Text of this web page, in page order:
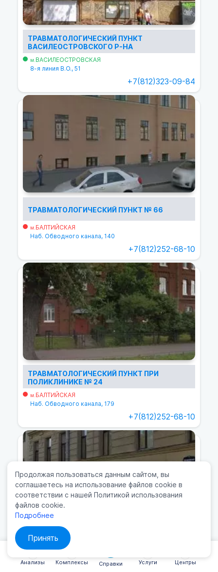
ТРАВМАТОЛОГИЧЕСКИЙ ПУНКТ
ВАСИЛЕОСТРОВСКОГО Р-НА
м.ВАСИЛЕОСТРОВСКАЯ
8-я линия В.О., 51
+7(812)323-09-84
ТРАВМАТОЛОГИЧЕСКИЙ ПУНКТ № 66
м.БАЛТИЙСКАЯ
Наб. Обводного канала, 140
+7(812)252-68-10
ТРАВМАТОЛОГИЧЕСКИЙ ПУНКТ ПРИ
ПОЛИКЛИНИКЕ № 24
м.БАЛТИЙСКАЯ
Наб. Обводного канала, 179
+7(812)252-68-10
ТРАВМАТОЛОГИЧЕСКИЙ ПУНКТ ПРИ
ПОЛИКЛИНИКЕ № 27
м.САДОВАЯ
Анализы Комплексы Справки Услуги Центры
Продолжая пользоваться данным сайтом, вы
соглашаетесь на использование файлов cookie в
соответствии с нашей Политикой использования
файлов cookie.
Подробнее
Принять